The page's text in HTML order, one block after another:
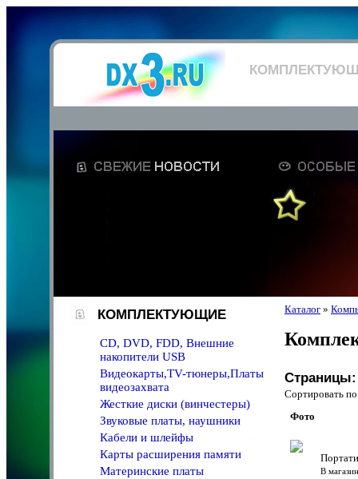
КОМПЛЕКТУЮЩИЕ
CD, DVD, FDD, Внешние
накопители USB
Видеокарты,TV-тюнеры,Платы
видеозахвата
Жесткие диски (винчестеры)
Звуковые платы, наушники
Кабели и шлейфы
Карты расширения памяти
Материнские платы
Каталог »
Страницы:
Сортировать
Фото
В